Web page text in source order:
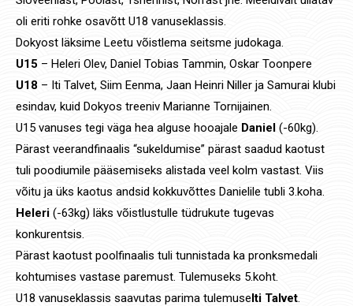
oli eriti rohke osavõtt U18 vanuseklassis.
Dokyost läksime Leetu võistlema seitsme judokaga.
U15 – Heleri Olev, Daniel Tobias Tammin, Oskar Toonpere
U18 – Iti Talvet, Siim Eenma, Jaan Heinri Niller ja Samurai klubi
esindav, kuid Dokyos treeniv Marianne Tornijainen.
U15 vanuses tegi väga hea alguse hooajale Daniel (-60kg).
Pärast veerandfinaalis “sukeldumise” pärast saadud kaotust
tuli poodiumile pääsemiseks alistada veel kolm vastast. Viis
võitu ja üks kaotus andsid kokkuvõttes Danielile tubli 3.koha.
Heleri (-63kg) läks võistlustulle tüdrukute tugevas
konkurentsis.
Pärast kaotust poolfinaalis tuli tunnistada ka pronksmedali
kohtumises vastase paremust. Tulemuseks 5.koht.
U18 vanuseklassis saavutas parima tulemuseIti Talvet.